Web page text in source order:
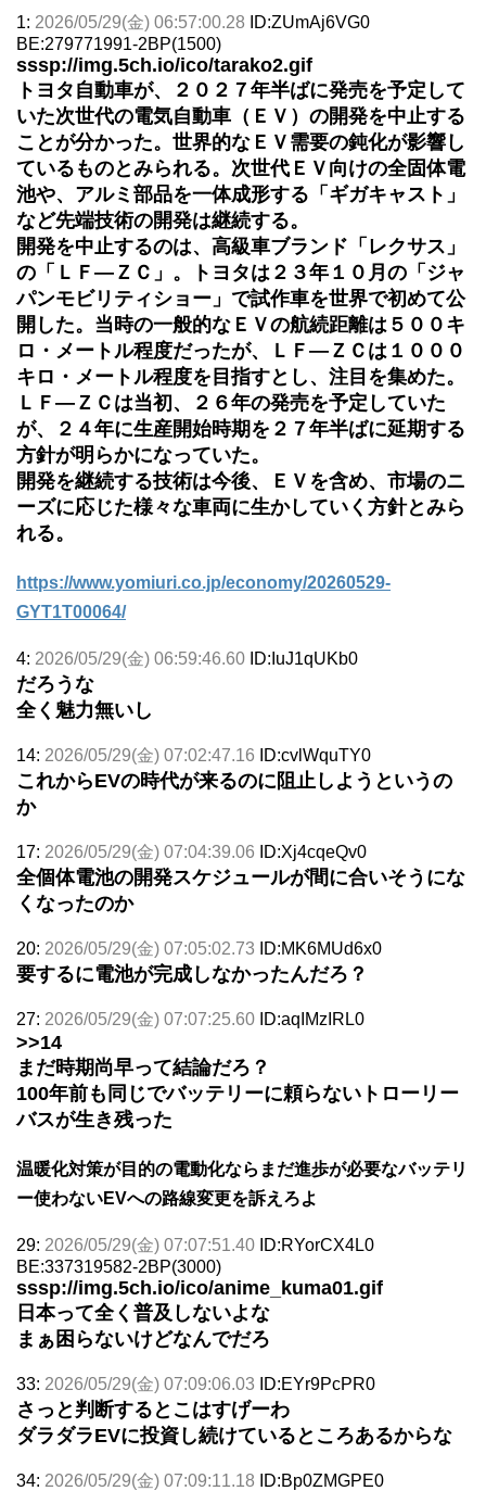
1: 2026/05/29(金) 06:57:00.28
ID:ZUmAj6VG0
BE:279771991-2BP(1500)
sssp://img.5ch.io/ico/tarako2.gif
トヨタ自動車が、２０２７年半ばに発売を予定して
いた次世代の電気自動車（ＥＶ）の開発を中止する
ことが分かった。世界的なＥＶ需要の鈍化が影響し
ているものとみられる。次世代ＥＶ向けの全固体電
池や、アルミ部品を一体成形する「ギガキャスト」
など先端技術の開発は継続する。
開発を中止するのは、高級車ブランド「レクサス」
の「ＬＦ―ＺＣ」。トヨタは２３年１０月の「ジャ
パンモビリティショー」で試作車を世界で初めて公
開した。当時の一般的なＥＶの航続距離は５００キ
ロ・メートル程度だったが、ＬＦ―ＺＣは１０００
キロ・メートル程度を目指すとし、注目を集めた。
ＬＦ―ＺＣは当初、２６年の発売を予定していた
が、２４年に生産開始時期を２７年半ばに延期する
方針が明らかになっていた。
開発を継続する技術は今後、ＥＶを含め、市場のニ
ーズに応じた様々な車両に生かしていく方針とみら
れる。
https://www.yomiuri.co.jp/economy/20260529-
GYT1T00064/
4: 2026/05/29(金) 06:59:46.60 ID:IuJ1qUKb0
だろうな
全く魅力無いし
14: 2026/05/29(金) 07:02:47.16 ID:cvlWquTY0
これからEVの時代が来るのに阻止しようというの
か
17: 2026/05/29(金) 07:04:39.06 ID:Xj4cqeQv0
全個体電池の開発スケジュールが間に合いそうにな
くなったのか
20: 2026/05/29(金) 07:05:02.73 ID:MK6MUd6x0
要するに電池が完成しなかったんだろ？
27: 2026/05/29(金) 07:07:25.60 ID:aqIMzIRL0
>>14
まだ時期尚早って結論だろ？
100年前も同じでバッテリーに頼らないトローリー
バスが生き残った
温暖化対策が目的の電動化ならまだ進歩が必要なバッテリ
ー使わないEVへの路線変更を訴えろよ
29: 2026/05/29(金) 07:07:51.40 ID:RYorCX4L0
BE:337319582-2BP(3000)
sssp://img.5ch.io/ico/anime_kuma01.gif
日本って全く普及しないよな
まぁ困らないけどなんでだろ
33: 2026/05/29(金) 07:09:06.03 ID:EYr9PcPR0
さっと判断するとこはすげーわ
ダラダラEVに投資し続けているところあるからな
34: 2026/05/29(金) 07:09:11.18 ID:Bp0ZMGPE0